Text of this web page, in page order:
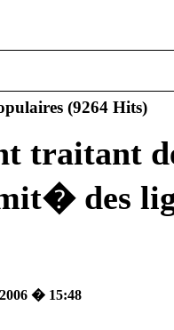
traitant
des
� 15:48